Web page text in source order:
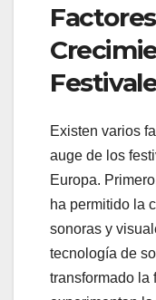
Existen varios
auge de los
Europa.
ha permitido la
sonoras y
tecnología de
transformado la